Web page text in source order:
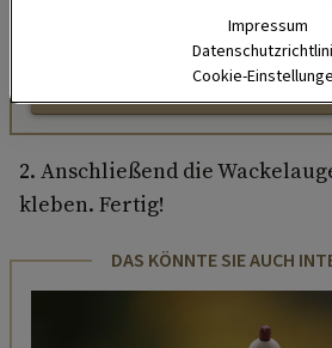
HIER MEHR
2. Anschließend die
kleben. Fertig!
DAS KÖNNTE SIE AUCH
Impressum
Cookie-